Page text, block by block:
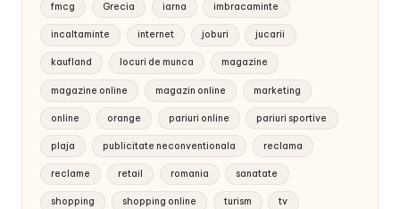
fmcg Grecia iarna imbracaminte
incaltaminte internet joburi jucarii
kaufland locuri de munca magazine
magazine online magazin online marketing
online orange pariuri online pariuri sportive
plaja publicitate neconventionala reclama
reclame retail romania sanatate
shopping shopping online turism tv